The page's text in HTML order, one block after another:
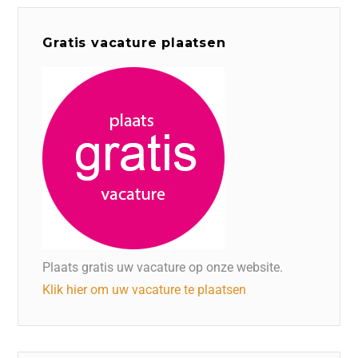
Gratis vacature plaatsen
Plaats gratis uw vacature op onze website.
Klik hier om uw vacature te plaatsen